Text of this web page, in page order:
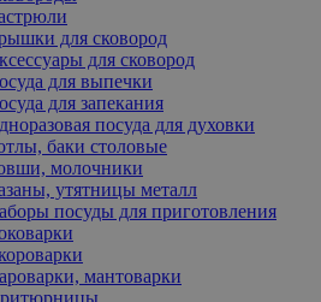
для сковород
для сковород
для выпечки
для запекания
посуда для духовки
баки столовые
молочники
утятницы металл
посуды для приготовления
мантоварки